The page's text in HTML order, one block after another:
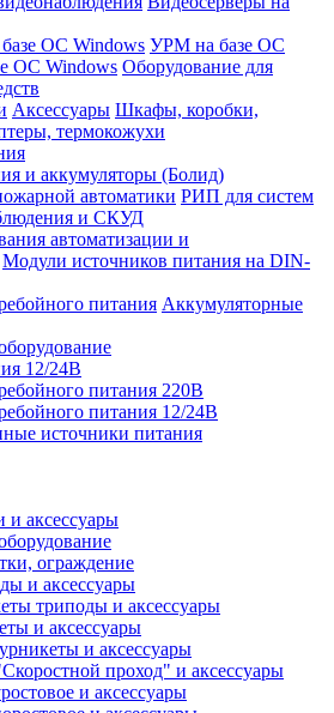
ОС Windows УРМ на базе ОС
ОС Windows Оборудование для
Аксессуары Шкафы, коробки,
термокожухи
и аккумуляторы (Болид)
автоматики РИП для систем
и СКУД
автоматизации и
Модули источников питания на DIN-
питания Аккумуляторные
12/24В
питания 220В
питания 12/24В
источники питания
и аксессуары
ограждение
и аксессуары
триподы и аксессуары
и аксессуары
и аксессуары
проход" и аксессуары
и аксессуары